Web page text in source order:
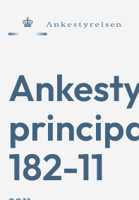
182-11